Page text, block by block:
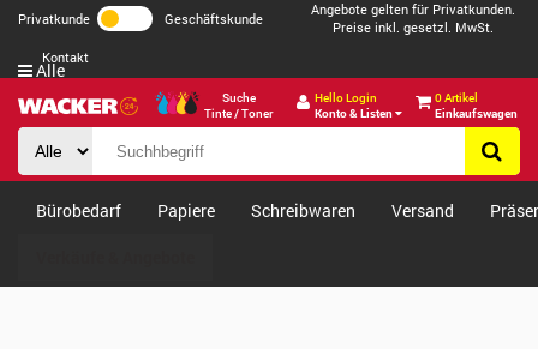
Privatkunde Geschäftskunde
Angebote gelten für Privatkunden.
Preise inkl. gesetzl. MwSt.
Kontakt
Suche
Tinte / Toner
Hello Login
Konto & Listen
0 Artikel
Einkaufswagen
Alle
Bürobedarf Papiere Schreibwaren Versand